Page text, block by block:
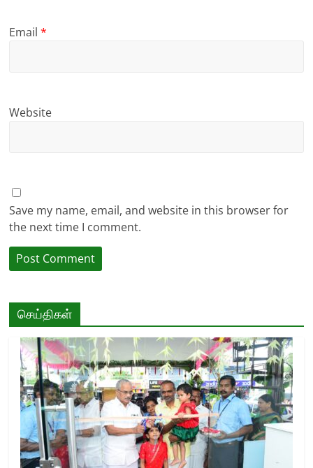
Email*
Website
Save my name, email, and website in this browser for
the next time I comment.
செய்திகள்